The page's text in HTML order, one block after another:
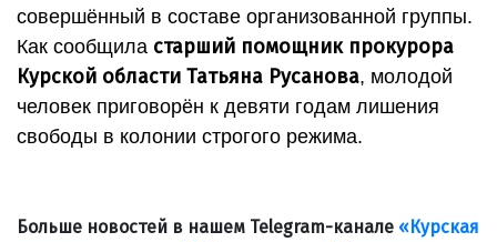
совершённый в составе организованной группы.
Как сообщила старший помощник прокурора
Курской области Татьяна Русанова, молодой
человек приговорён к девяти годам лишения
свободы в колонии строгого режима.
Больше новостей в нашем Telegram-канале «Курская